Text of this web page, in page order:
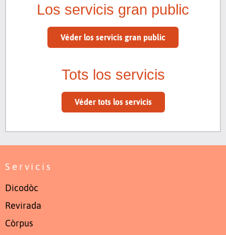
Los servicis gran public
Véder los servicis gran public
Tots los servicis
Véder tots los servicis
Servicis
Dicodòc
Revirada
Còrpus